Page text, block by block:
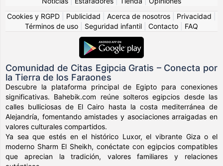
Cookies y RGPD
Publicidad Acerca de nosotros Privacidad
Términos de uso
Seguridad infantil Contacto FAQ
Comunidad de Citas Egipcia Gratis – Conecta por
la Tierra de los Faraones
Descubre la plataforma principal de Egipto para conexiones
significativas. Bahebik.com reúne solteros egipcios desde las
calles bulliciosas de El Cairo hasta la costa mediterránea de
Alejandría, fomentando amistades y asociaciones arraigadas en
valores culturales compartidos.
Ya sea que estés en el histórico Luxor, el vibrante Giza o el
moderno Sharm El Sheikh, conéctate con egipcios compatibles
que aprecian la tradición, valores familiares y relaciones